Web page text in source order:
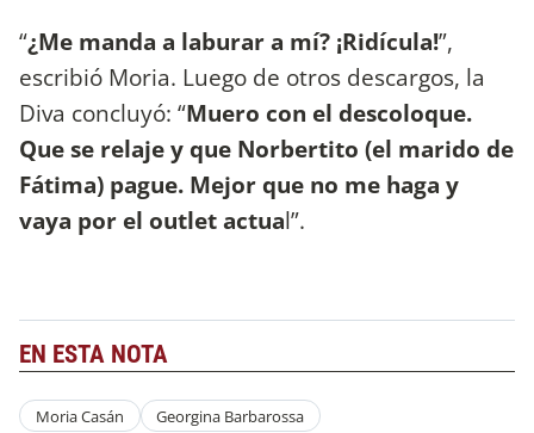
“¿Me manda a laburar a mí? ¡Ridícula!”,
escribió Moria. Luego de otros descargos, la
Diva concluyó: “Muero con el descoloque.
Que se relaje y que Norbertito (el marido de
Fátima) pague. Mejor que no me haga y
vaya por el outlet actual”.
EN ESTA NOTA
Moria Casán Georgina Barbarossa